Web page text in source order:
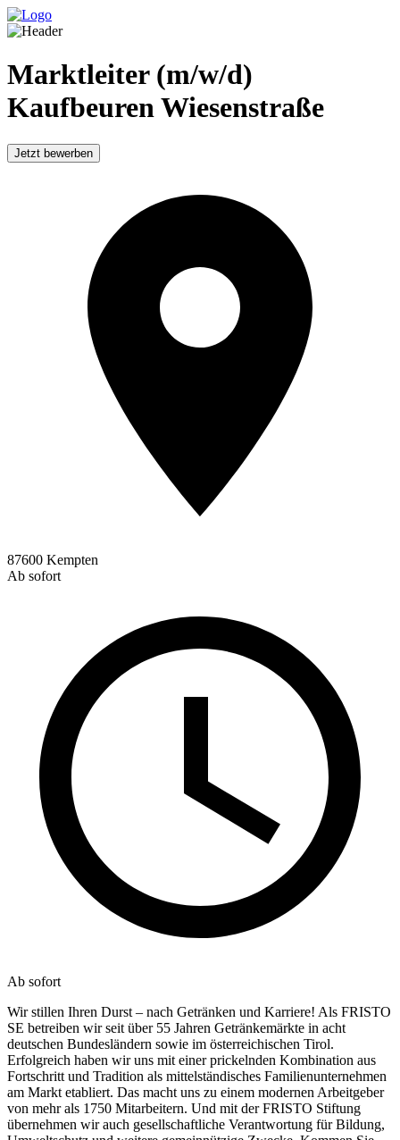
Marktleiter (m/w/d)
Kaufbeuren Wiesenstraße
Jetzt bewerben
87600 Kempten
Ab sofort
Ab sofort
Wir stillen Ihren Durst – nach Getränken und Karriere! Als FRISTO
SE betreiben wir seit über 55 Jahren Getränkemärkte in acht
deutschen Bundesländern sowie im österreichischen Tirol.
Erfolgreich haben wir uns mit einer prickelnden Kombination aus
Fortschritt und Tradition als mittelständisches Familienunternehmen
am Markt etabliert. Das macht uns zu einem modernen Arbeitgeber
von mehr als 1750 Mitarbeitern. Und mit der FRISTO Stiftung
übernehmen wir auch gesellschaftliche Verantwortung für Bildung,